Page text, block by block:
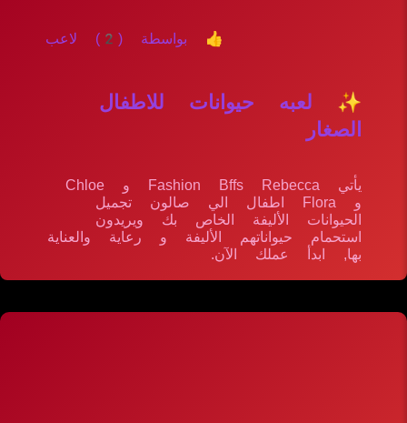
👍 بواسطة (2) لاعب
✨ لعبه حيوانات للاطفال
الصغار
يأتي Fashion Bffs Rebecca و Chloe
و Flora اطفال الي صالون تجميل
الحيوانات الأليفة الخاص بك ويريدون
استحمام حيواناتهم الأليفة و رعاية والعناية
بها, ابدأ عملك الآن.